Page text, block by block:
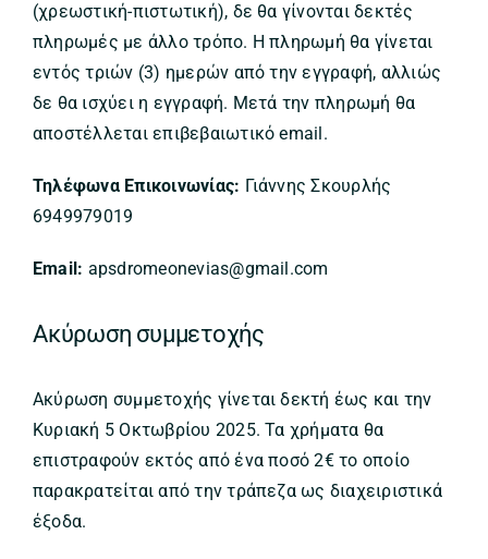
(χρεωστική-πιστωτική), δε θα γίνονται δεκτές
πληρωμές με άλλο τρόπο. Η πληρωμή θα γίνεται
εντός τριών (3) ημερών από την εγγραφή, αλλιώς
δε θα ισχύει η εγγραφή. Μετά την πληρωμή θα
αποστέλλεται επιβεβαιωτικό email.
Τηλέφωνα Επικοινωνίας: Γιάννης Σκουρλής
6949979019
Email: apsdromeonevias@gmail.com
Ακύρωση συμμετοχής
Ακύρωση συμμετοχής γίνεται δεκτή έως και την
Κυριακή 5 Οκτωβρίου 2025. Τα χρήματα θα
επιστραφούν εκτός από ένα ποσό 2€ το οποίο
παρακρατείται από την τράπεζα ως διαχειριστικά
έξοδα.